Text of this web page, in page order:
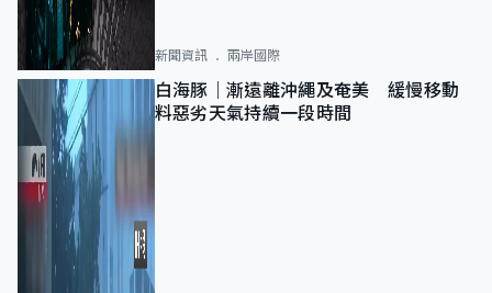
新聞資訊 兩岸國際
白海豚｜漸遠離沖繩及奄美 緩慢移動
料惡劣天氣持續一段時間